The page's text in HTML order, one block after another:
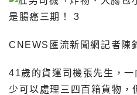
CNEWS匯流新聞網記者陳
41歲的貨運司機張先生，
少可以處理三四百箱貨物，